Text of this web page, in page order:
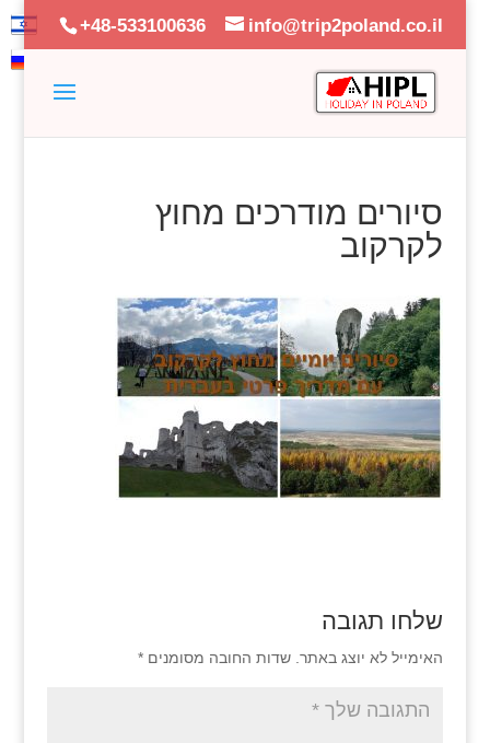
+48-533100636 info@trip2poland.co.il
סיורים מודרכים מחוץ
לקרקוב
שלחו תגובה
האימייל לא יוצג באתר. שדות החובה מסומנים *